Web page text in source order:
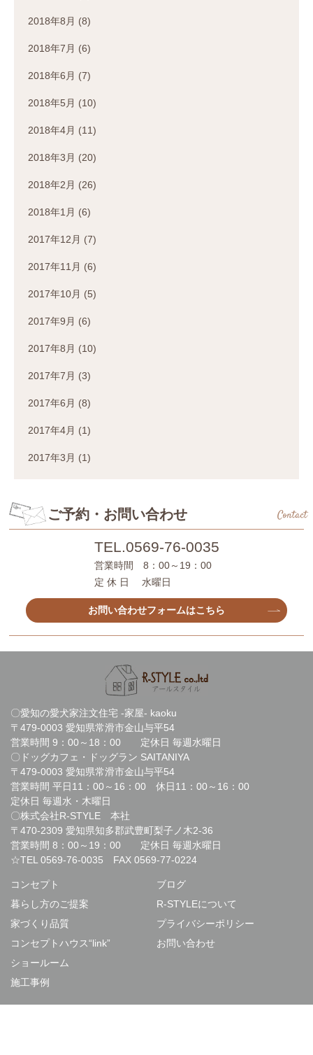
2018年8月 (8)
2018年7月 (6)
2018年6月 (7)
2018年5月 (10)
2018年4月 (11)
2018年3月 (20)
2018年2月 (26)
2018年1月 (6)
2017年12月 (7)
2017年11月 (6)
2017年10月 (5)
2017年9月 (6)
2017年8月 (10)
2017年7月 (3)
2017年6月 (8)
2017年4月 (1)
2017年3月 (1)
ご予約・お問い合わせ Contact
TEL.0569-76-0035
営業時間 8：00～19：00
定 休 日 水曜日
お問い合わせフォームはこちら
〇愛知の愛犬家注文住宅 -家屋- kaoku
〒479-0003 愛知県常滑市金山与平54
営業時間 9：00～18：00 定休日 毎週水曜日
〇ドッグカフェ・ドッグラン SAITANIYA
〒479-0003 愛知県常滑市金山与平54
営業時間 平日11：00～16：00 休日11：00～16：00
定休日 毎週水・木曜日
〇株式会社R-STYLE 本社
〒470-2309 愛知県知多郡武豊町梨子ノ木2-36
営業時間 8：00～19：00 定休日 毎週水曜日
☆TEL 0569-76-0035 FAX 0569-77-0224
コンセプト
暮らし方のご提案
家づくり品質
コンセプトハウス“link”
ショールーム
施工事例
ブログ
R-STYLEについて
プライバシーポリシー
お問い合わせ